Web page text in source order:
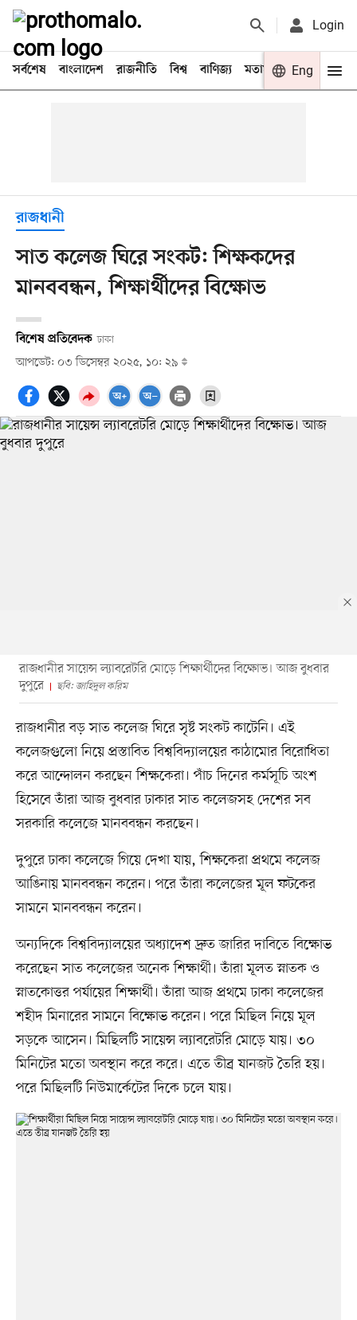
Login
সর্বশেষ বাংলাদেশ রাজনীতি বিশ্ব বাণিজ্য মতামত খেলা
Eng
রাজধানী
সাত কলেজ ঘিরে সংকট: শিক্ষকদের
মানববন্ধন, শিক্ষার্থীদের বিক্ষোভ
বিশেষ প্রতিবেদক ঢাকা
আপডেট: ০৩ ডিসেম্বর ২০২৫, ১০: ২৯
রাজধানীর সায়েন্স ল্যাবরেটরি মোড়ে শিক্ষার্থীদের বিক্ষোভ। আজ বুধবার
দুপুরে
ছবি: জাহিদুল করিম
রাজধানীর বড় সাত কলেজ ঘিরে সৃষ্ট সংকট কাটেনি। এই
কলেজগুলো নিয়ে প্রস্তাবিত বিশ্ববিদ্যালয়ের কাঠামোর বিরোধিতা
করে আন্দোলন করছেন শিক্ষকেরা। পাঁচ দিনের কর্মসূচি অংশ
হিসেবে তাঁরা আজ বুধবার ঢাকার সাত কলেজসহ দেশের সব
সরকারি কলেজে মানববন্ধন করছেন।
দুপুরে ঢাকা কলেজে গিয়ে দেখা যায়, শিক্ষকেরা প্রথমে কলেজ
আঙিনায় মানববন্ধন করেন। পরে তাঁরা কলেজের মূল ফটকের
সামনে মানববন্ধন করেন।
অন্যদিকে বিশ্ববিদ্যালয়ের অধ্যাদেশ দ্রুত জারির দাবিতে বিক্ষোভ
করেছেন সাত কলেজের অনেক শিক্ষার্থী। তাঁরা মূলত স্নাতক ও
স্নাতকোত্তর পর্যায়ের শিক্ষার্থী। তাঁরা আজ প্রথমে ঢাকা কলেজের
শহীদ মিনারের সামনে বিক্ষোভ করেন। পরে মিছিল নিয়ে মূল
সড়কে আসেন। মিছিলটি সায়েন্স ল্যাবরেটরি মোড়ে যায়। ৩০
মিনিটের মতো অবস্থান করে করে। এতে তীব্র যানজট তৈরি হয়।
পরে মিছিলটি নিউমার্কেটের দিকে চলে যায়।